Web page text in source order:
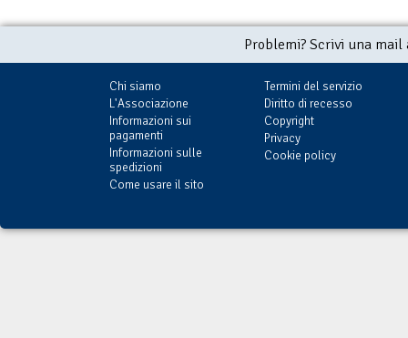
Problemi? Scrivi una
Chi siamo
L'Associazione
Informazioni sui
pagamenti
Informazioni sulle
spedizioni
Come usare il sito
Termini del servizio
Diritto di recesso
Copyright
Privacy
Cookie policy